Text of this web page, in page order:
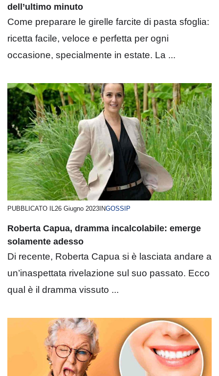
dell’ultimo minuto
Come preparare le girelle farcite di pasta sfoglia:
ricetta facile, veloce e perfetta per ogni
occasione, specialmente in estate. La ...
PUBBLICATO IL 26 Giugno 2023 INGOSSIP
Roberta Capua, dramma incalcolabile: emerge
solamente adesso
Di recente, Roberta Capua si è lasciata andare a
un’inaspettata rivelazione sul suo passato. Ecco
qual è il dramma vissuto ...